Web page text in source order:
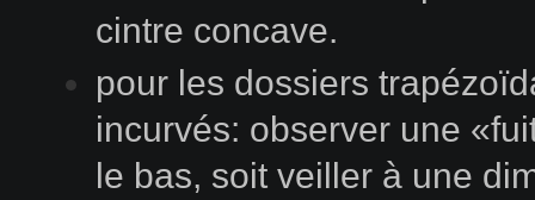
cintre concave.
pour les dossiers
incurvés: observer une
le bas, soit veiller à une